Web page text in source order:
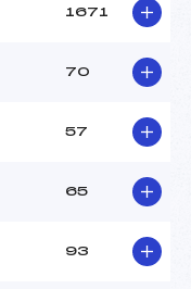
1671
70
57
65
93